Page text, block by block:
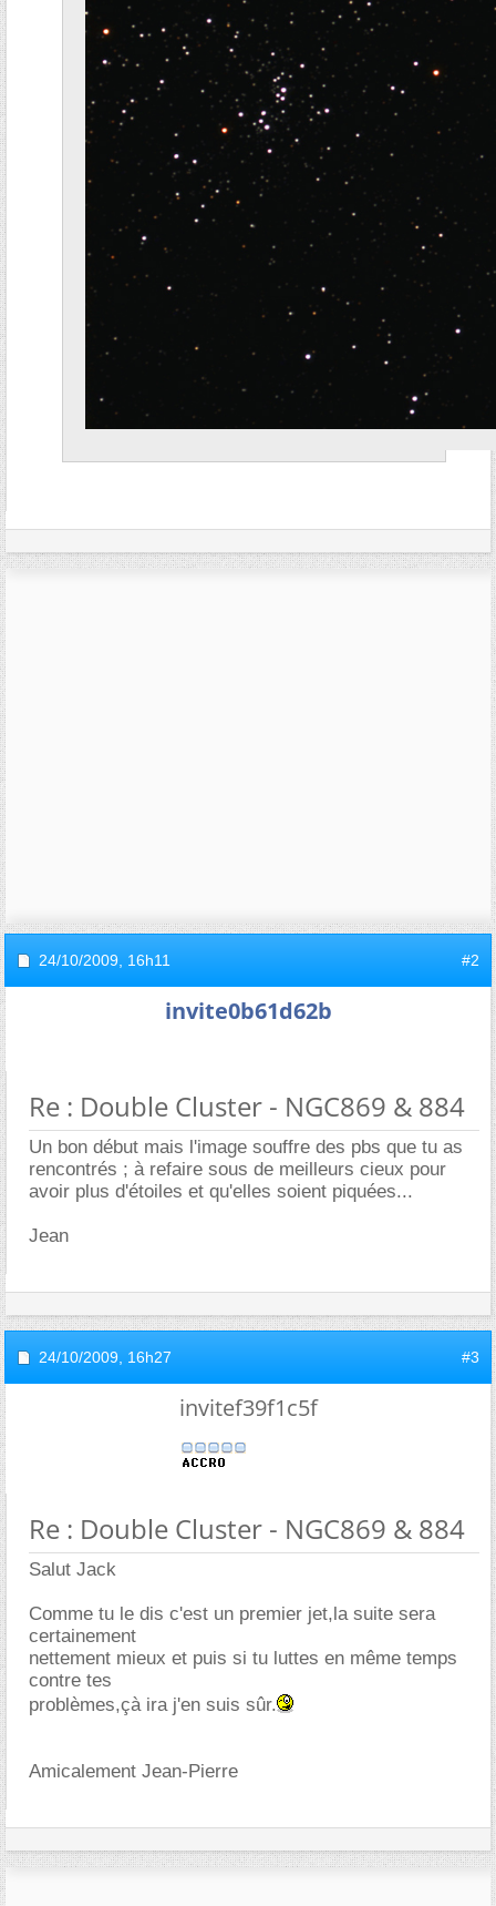
24/10/2009, 16h11 #2
invite0b61d62b
Re : Double Cluster - NGC869 & 884
Un bon début mais l'image souffre des pbs que tu as
rencontrés ; à refaire sous de meilleurs cieux pour
avoir plus d'étoiles et qu'elles soient piquées...
Jean
24/10/2009, 16h27 #3
invitef39f1c5f
Re : Double Cluster - NGC869 & 884
Salut Jack
Comme tu le dis c'est un premier jet,la suite sera
certainement
nettement mieux et puis si tu luttes en même temps
contre tes
problèmes,çà ira j'en suis sûr.
Amicalement Jean-Pierre